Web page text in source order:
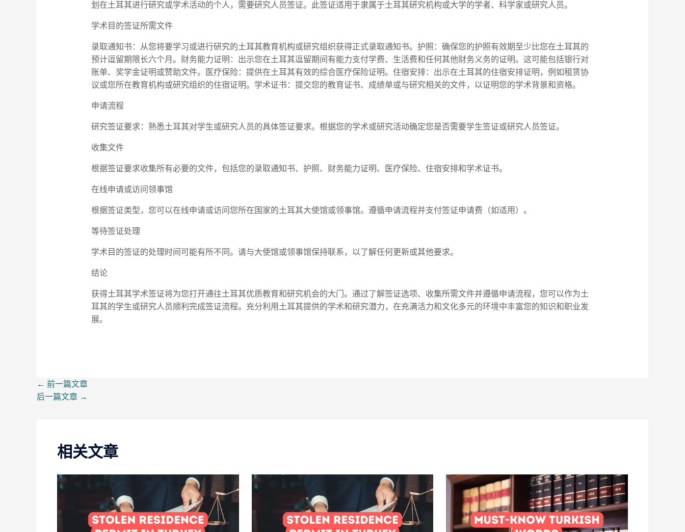
划在土耳其进行研究或学术活动的个人，需要研究人员签证。此签证适用于隶属于土耳其研究机构或大学的学者、科学家或研究人员。
学术目的签证所需文件
录取通知书：从您将要学习或进行研究的土耳其教育机构或研究组织获得正式录取通知书。护照：确保您的护照有效期至少比您在土耳其的
预计逗留期限长六个月。财务能力证明：出示您在土耳其逗留期间有能力支付学费、生活费和任何其他财务义务的证明。这可能包括银行对
账单、奖学金证明或赞助文件。医疗保险：提供在土耳其有效的综合医疗保险证明。住宿安排：出示在土耳其的住宿安排证明，例如租赁协
议或您所在教育机构或研究组织的住宿证明。学术证书：提交您的教育证书、成绩单或与研究相关的文件，以证明您的学术背景和资格。
申请流程
研究签证要求：熟悉土耳其对学生或研究人员的具体签证要求。根据您的学术或研究活动确定您是否需要学生签证或研究人员签证。
收集文件
根据签证要求收集所有必要的文件，包括您的录取通知书、护照、财务能力证明、医疗保险、住宿安排和学术证书。
在线申请或访问领事馆
根据签证类型，您可以在线申请或访问您所在国家的土耳其大使馆或领事馆。遵循申请流程并支付签证申请费（如适用）。
等待签证处理
学术目的签证的处理时间可能有所不同。请与大使馆或领事馆保持联系，以了解任何更新或其他要求。
结论
获得土耳其学术签证将为您打开通往土耳其优质教育和研究机会的大门。通过了解签证选项、收集所需文件并遵循申请流程，您可以作为土
耳其的学生或研究人员顺利完成签证流程。充分利用土耳其提供的学术和研究潜力，在充满活力和文化多元的环境中丰富您的知识和职业发
展。
← 前一篇文章
后一篇文章 →
相关文章